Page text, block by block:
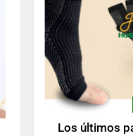
Los últimos